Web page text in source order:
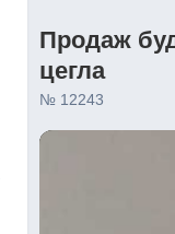
Продаж
цегла
№ 12243